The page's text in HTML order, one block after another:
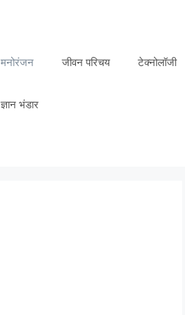
मनोरंजन जीवन परिचय टेक्नोलॉजी
ज्ञान भंडार